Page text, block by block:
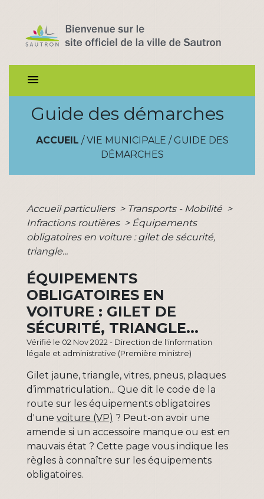
menu
Guide des démarches
ACCUEIL / VIE MUNICIPALE / GUIDE DES
DÉMARCHES
Accueil particuliers > Transports - Mobilité >
Infractions routières > Équipements
obligatoires en voiture : gilet de sécurité,
triangle...
ÉQUIPEMENTS
OBLIGATOIRES EN
VOITURE : GILET DE
SÉCURITÉ, TRIANGLE...
Vérifié le 02 Nov 2022 - Direction de l'information
légale et administrative (Première ministre)
Gilet jaune, triangle, vitres, pneus, plaques
d’immatriculation... Que dit le code de la
route sur les équipements obligatoires
d'une voiture (VP) ? Peut-on avoir une
amende si un accessoire manque ou est en
mauvais état ? Cette page vous indique les
règles à connaître sur les équipements
obligatoires.